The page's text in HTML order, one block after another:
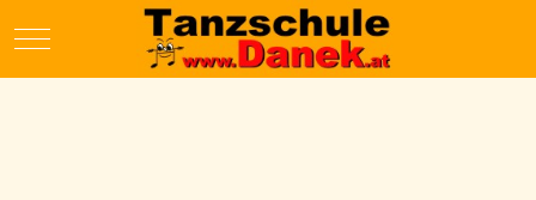
Mobile Menu Toggle